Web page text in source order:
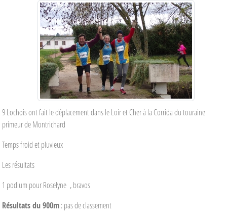
9 Lochois ont fait le déplacement dans le Loir et Cher à la Corrida du touraine
primeur de Montrichard
Temps froid et pluvieux
Les résultats
1 podium pour Roselyne , bravos
Résultats du 900m: pas de classement